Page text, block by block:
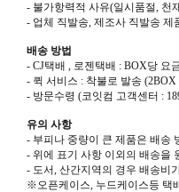
- 불가항력적 사유(일시품절, 천
- 업체 직발송, 제조사 직발송 제
배송 방법
- CJ택배 , 로젠택배 : BOX당 요
- 퀵 서비스 : 착불로 발송 (2BOX
- 방문수령 (코잇컴 고객센터 :
유의 사항
- 부피나 중량이 큰 제품은 배송
- 위에 표기 사항 이외의 배송을
- 도서, 산간지역의 경우 배송비
※오픈케이스, 누드케이스등 택